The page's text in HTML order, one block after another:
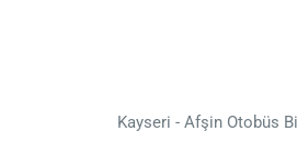
Kayseri - Afşin Otobüs